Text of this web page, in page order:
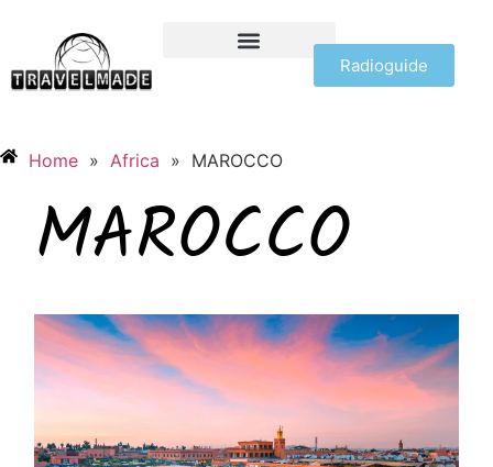
Radioguide
Home » Africa » MAROCCO
MAROCCO